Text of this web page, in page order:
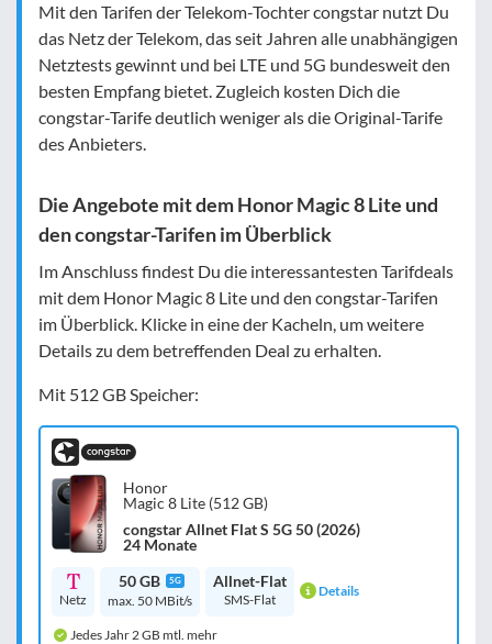
Mit den Tarifen der Telekom-Tochter congstar nutzt Du
das Netz der Telekom, das seit Jahren alle unabhängigen
Netztests gewinnt und bei LTE und 5G bundesweit den
besten Empfang bietet. Zugleich kosten Dich die
congstar-Tarife deutlich weniger als die Original-Tarife
des Anbieters.
Die Angebote mit dem Honor Magic 8 Lite und
den congstar-Tarifen im Überblick
Im Anschluss findest Du die interessantesten Tarifdeals
mit dem Honor Magic 8 Lite und den congstar-Tarifen
im Überblick. Klicke in eine der Kacheln, um weitere
Details zu dem betreffenden Deal zu erhalten.
Mit 512 GB Speicher:
Honor
Magic 8 Lite (512 GB)
congstar Allnet Flat S 5G 50 (2026)
24 Monate
Netz
50 GB 5G
max. 50 MBit/s
Allnet-Flat
SMS-Flat Details
Jedes Jahr 2 GB mtl. mehr